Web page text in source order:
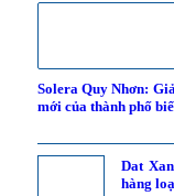
Solera Quy Nhơn:
mới của thành phố
Dat
hàng